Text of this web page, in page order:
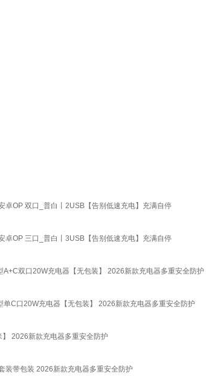
卓OP 双口_普白丨2USB【告别低速充电】充满自停
卓OP 三口_普白丨3USB【告别低速充电】充满自停
双口20W充电器【无包装】 2026新款充电器多重安全防护
C口20W充电器【无包装】 2026新款充电器多重安全防护
2026新款充电器多重安全防护
装带包装 2026新款充电器多重安全防护